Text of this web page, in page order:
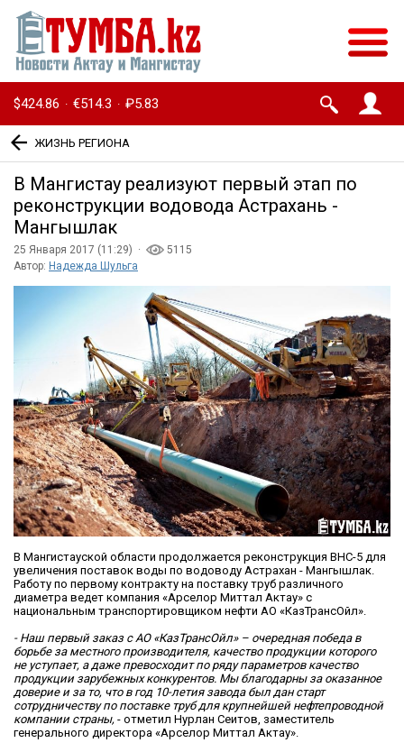
$424.86 · €514.3 · ₽5.83
ЖИЗНЬ РЕГИОНА
В Мангистау реализуют первый этап по
реконструкции водовода Астрахань -
Мангышлак
25 Января 2017 (11:29) ·
5115
Автор: Надежда Шульга
В Мангистауской области продолжается реконструкция ВНС-5 для
увеличения поставок воды по водоводу Астрахан - Мангышлак.
Работу по первому контракту на поставку труб различного
диаметра ведет компания «Арселор Миттал Актау» с
национальным транспортировщиком нефти АО «КазТрансОйл».
- Наш первый заказ с АО «КазТрансОйл» – очередная победа в
борьбе за местного производителя, качество продукции которого
не уступает, а даже превосходит по ряду параметров качество
продукции зарубежных конкурентов. Мы благодарны за оказанное
доверие и за то, что в год 10-летия завода был дан старт
сотрудничеству по поставке труб для крупнейшей нефтепроводной
компании страны, - отметил Нурлан Сеитов, заместитель
генерального директора «Арселор Миттал Актау».